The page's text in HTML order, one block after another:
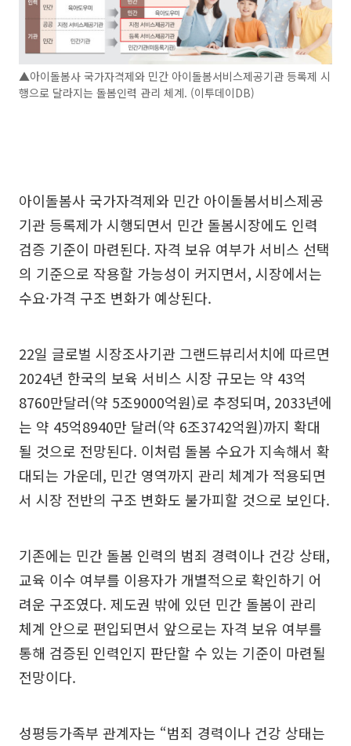
▲아이돌봄사 국가자격제와 민간 아이돌봄서비스제공기관 등록제 시
행으로 달라지는 돌봄인력 관리 체계. (이투데이DB)
아이돌봄사 국가자격제와 민간 아이돌봄서비스제공
기관 등록제가 시행되면서 민간 돌봄시장에도 인력
검증 기준이 마련된다. 자격 보유 여부가 서비스 선택
의 기준으로 작용할 가능성이 커지면서, 시장에서는
수요·가격 구조 변화가 예상된다.
22일 글로벌 시장조사기관 그랜드뷰리서치에 따르면
2024년 한국의 보육 서비스 시장 규모는 약 43억
8760만달러(약 5조9000억원)로 추정되며, 2033년에
는 약 45억8940만 달러(약 6조3742억원)까지 확대
될 것으로 전망된다. 이처럼 돌봄 수요가 지속해서 확
대되는 가운데, 민간 영역까지 관리 체계가 적용되면
서 시장 전반의 구조 변화도 불가피할 것으로 보인다.
기존에는 민간 돌봄 인력의 범죄 경력이나 건강 상태,
교육 이수 여부를 이용자가 개별적으로 확인하기 어
려운 구조였다. 제도권 밖에 있던 민간 돌봄이 관리
체계 안으로 편입되면서 앞으로는 자격 보유 여부를
통해 검증된 인력인지 판단할 수 있는 기준이 마련될
전망이다.
성평등가족부 관계자는 “범죄 경력이나 건강 상태는